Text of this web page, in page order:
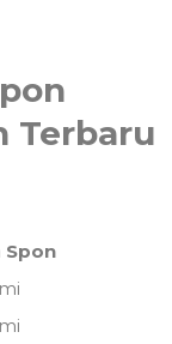
Terbaru
Spon